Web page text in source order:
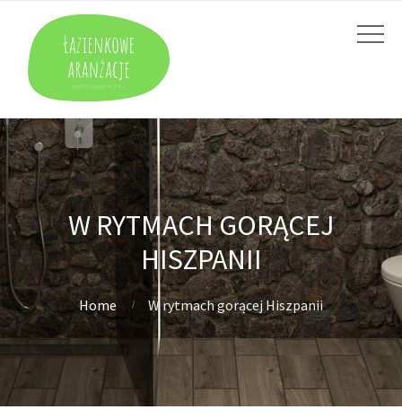
W RYTMACH GORĄCEJ
HISZPANII
Home W rytmach gorącej Hiszpanii